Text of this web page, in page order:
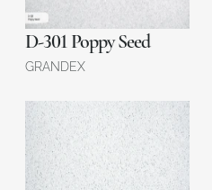
D-301 Poppy Seed
GRANDEX